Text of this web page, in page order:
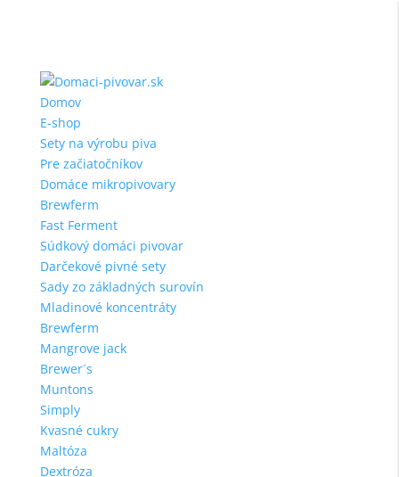
Domov
E-shop
Sety na výrobu piva
Pre začiatočníkov
Domáce mikropivovary
Brewferm
Fast Ferment
Súdkový domáci pivovar
Darčekové pivné sety
Sady zo základných surovín
Mladinové koncentráty
Brewferm
Mangrove jack
Brewer´s
Muntons
Simply
Kvasné cukry
Maltóza
Dextróza